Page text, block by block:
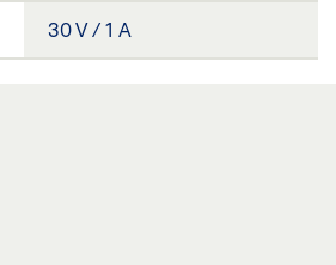
30 V / 1 A